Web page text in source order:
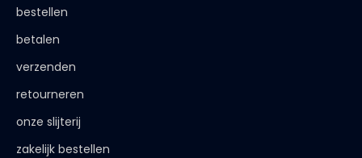
bestellen
betalen
verzenden
retourneren
onze slijterij
zakelijk bestellen